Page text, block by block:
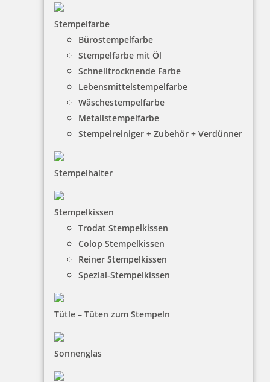
Stempelfarbe
Bürostempelfarbe
Stempelfarbe mit Öl
Schnelltrocknende Farbe
Lebensmittelstempelfarbe
Wäschestempelfarbe
Metallstempelfarbe
Stempelreiniger + Zubehör + Verdünner
Stempelhalter
Stempelkissen
Trodat Stempelkissen
Colop Stempelkissen
Reiner Stempelkissen
Spezial-Stempelkissen
Tütle – Tüten zum Stempeln
Sonnenglas
HINWEISE
Versandinformationen
Zahlungsbedingungen
Bestellhinweise
INFORMATIONEN